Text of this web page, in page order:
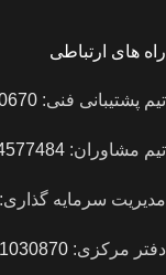
راه های ارتباطی
تیم پشتیبانی فنی:
تیم مشاوران:
مدیریت سرمایه گذاری:
دفتر مرکزی: